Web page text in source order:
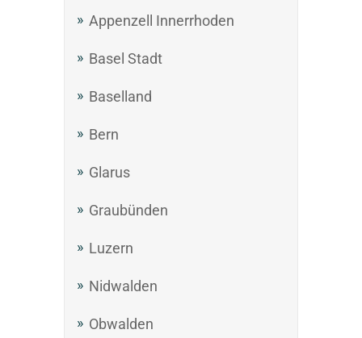
Appenzell Innerrhoden
Basel Stadt
Baselland
Bern
Glarus
Graubünden
Luzern
Nidwalden
Obwalden